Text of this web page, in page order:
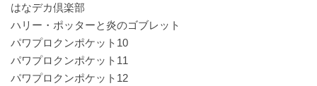
はなデカ倶楽部
ハリー・ポッターと炎のゴブレット
パワプロクンポケット10
パワプロクンポケット11
パワプロクンポケット12